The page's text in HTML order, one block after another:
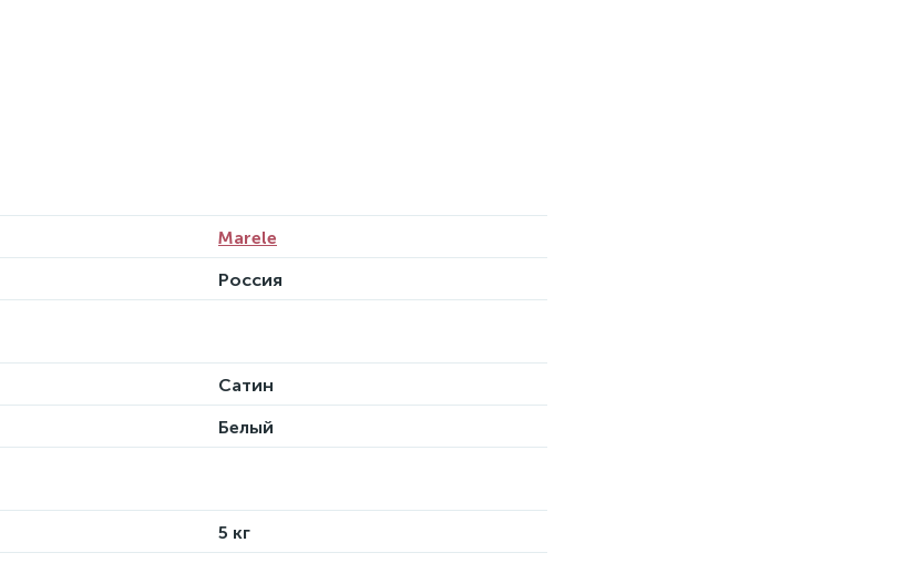
Marele
Россия
Сатин
Белый
5 кг